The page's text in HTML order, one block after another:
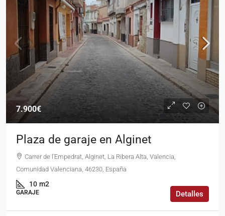
7.900€
Plaza de garaje en Alginet
Carrer de l'Empedrat, Alginet, La Ribera Alta, Valencia,
Comunidad Valenciana, 46230, España
10 m2
GARAJE Detalles